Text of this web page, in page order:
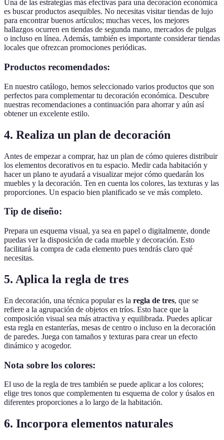
Una de las estrategias más efectivas para una decoración económica
es buscar productos asequibles. No necesitas visitar tiendas de lujo
para encontrar buenos artículos; muchas veces, los mejores
hallazgos ocurren en tiendas de segunda mano, mercados de pulgas
o incluso en línea. Además, también es importante considerar tiendas
locales que ofrezcan promociones periódicas.
Productos recomendados:
En nuestro catálogo, hemos seleccionado varios productos que son
perfectos para complementar tu decoración económica. Descubre
nuestras recomendaciones a continuación para ahorrar y aún así
obtener un excelente estilo.
4. Realiza un plan de decoración
Antes de empezar a comprar, haz un plan de cómo quieres distribuir
los elementos decorativos en tu espacio. Medir cada habitación y
hacer un plano te ayudará a visualizar mejor cómo quedarán los
muebles y la decoración. Ten en cuenta los colores, las texturas y las
proporciones. Un espacio bien planificado se ve más completo.
Tip de diseño:
Prepara un esquema visual, ya sea en papel o digitalmente, donde
puedas ver la disposición de cada mueble y decoración. Esto
facilitará la compra de cada elemento pues tendrás claro qué
necesitas.
5. Aplica la regla de tres
En decoración, una técnica popular es la regla de tres, que se
refiere a la agrupación de objetos en tríos. Esto hace que la
composición visual sea más atractiva y equilibrada. Puedes aplicar
esta regla en estanterías, mesas de centro o incluso en la decoración
de paredes. Juega con tamaños y texturas para crear un efecto
dinámico y acogedor.
Nota sobre los colores:
El uso de la regla de tres también se puede aplicar a los colores;
elige tres tonos que complementen tu esquema de color y úsalos en
diferentes proporciones a lo largo de la habitación.
6. Incorpora elementos naturales